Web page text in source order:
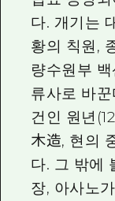
다. 개기는
황의 칙원,
량수원부
류사로 바
건인 원년
木造, 현의
다. 그 밖에
장, 아사노